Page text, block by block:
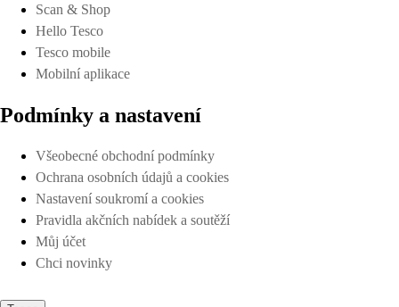
Scan & Shop
Hello Tesco
Tesco mobile
Mobilní aplikace
Podmínky a nastavení
Všeobecné obchodní podmínky
Ochrana osobních údajů a cookies
Nastavení soukromí a cookies
Pravidla akčních nabídek a soutěží
Můj účet
Chci novinky